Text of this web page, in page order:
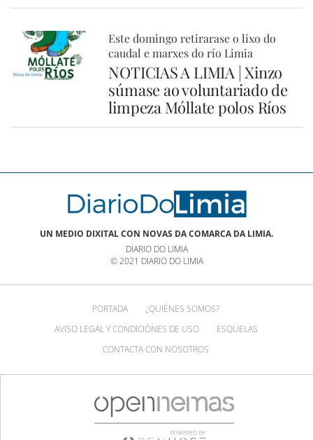
Este domingo retirarase o lixo do
caudal e marxes do río Limia
NOTICIAS A LIMIA | Xinzo
súmase ao voluntariado de
limpeza Móllate polos Ríos
UN MEDIO DIXITAL CON NOVAS DA COMARCA DA LIMIA.
DIARIO DO LIMIA
© 2021 DIARIO DO LIMIA
PORTADA
¿QUIÉNES SOMOS?
AVISO LEGAL Y CONDICIÓNES DE USO
ESQUELAS
CONTACTA CON NOSOTROS